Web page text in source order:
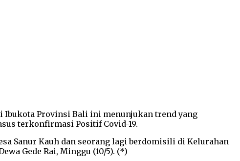
Ibukota Provinsi Bali ini menunjukan trend yang
terkonfirmasi Positif Covid-19.
Sanur Kauh dan seorang lagi berdomisili di Kelurahan
Gede Rai, Minggu (10/5). (*)